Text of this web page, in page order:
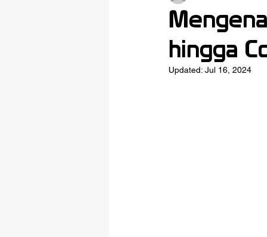
hingga
Updated: Jul 16, 2024